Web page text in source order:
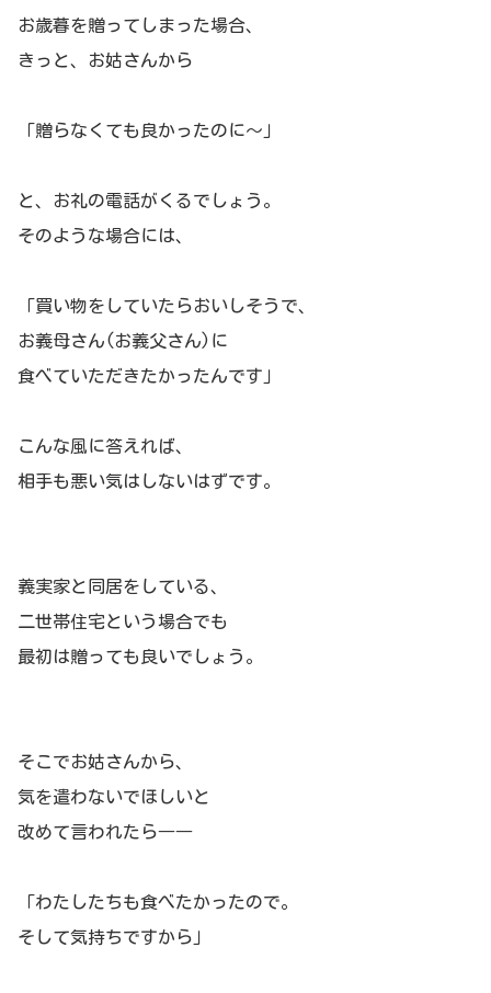
お歳暮を贈ってしまった場合、
きっと、お姑さんから
「贈らなくても良かったのに～」
と、お礼の電話がくるでしょう。
そのような場合には、
「買い物をしていたらおいしそうで、
お義母さん(お義父さん)に
食べていただきたかったんです」
こんな風に答えれば、
相手も悪い気はしないはずです。
義実家と同居をしている、
二世帯住宅という場合でも
最初は贈っても良いでしょう。
そこでお姑さんから、
気を遣わないでほしいと
改めて言われたら――
「わたしたちも食べたかったので。
そして気持ちですから」